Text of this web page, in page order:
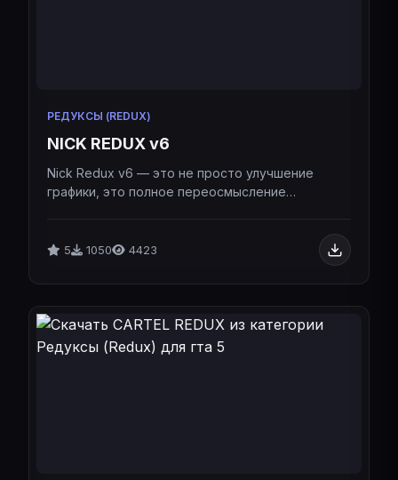
РЕДУКСЫ (REDUX)
NICK REDUX v6
Nick Redux v6 — это не просто улучшение
графики, это полное переосмысление
мультиплеерных серверов.Nick Redux v6 — это
переосмысление визуальной составляющей
игры, оптимизированное специально для
мультиплеерных серверов.
5 1050 4423